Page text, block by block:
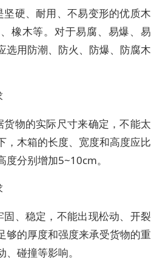
硬、耐用、不易变形的优质木
橡木等。对于易腐、易爆、易
选用防潮、防火、防爆、防腐木
物的实际尺寸来确定，不能太
，木箱的长度、宽度和高度应比
分别增加5~10cm。
固、稳定，不能出现松动、开裂
够的厚度和强度来承受货物的重
碰撞等影响。